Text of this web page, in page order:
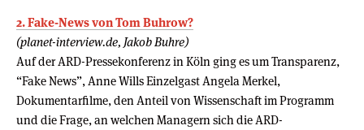
2. Fake-News von Tom Buhrow?
(planet-interview.de, Jakob Buhre)
Auf der ARD-Pressekonferenz in Köln ging es um Transparenz,
“Fake News”, Anne Wills Einzelgast Angela Merkel,
Dokumentarfilme, den Anteil von Wissenschaft im Programm
und die Frage, an welchen Managern sich die ARD-